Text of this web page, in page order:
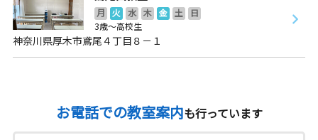
月 火 水 木 金 土
日
3歳～高校生
神奈川県厚木市鳶尾４丁目８－１
お電話での教室案内も行っています